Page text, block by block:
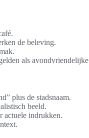
de beleving.
als avondvriendelijke
plus de stadsnaam.
beeld.
actuele indrukken.